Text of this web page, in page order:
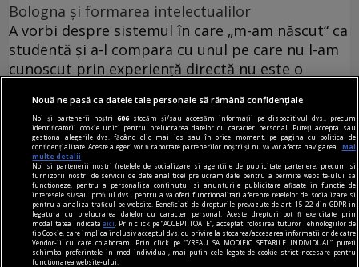
Bologna şi formarea intelectualilor
A vorbi despre sistemul în care „m-am născut“ ca
studentă şi a-l compara cu unul pe care nu l-am
cunoscut prin experienţă directă nu este o
o durată de studii redusă la trei ani nu poate
însemna un progres pentru formarea
intelectualilor.
Nouă ne pasă ca datele tale personale să rămână confidențiale
Noi și partenerii noștri606 stocăm și/sau accesăm informații pe dispozitivul dvs., precum
identificatorii cookie unici pentru prelucrarea datelor cu caracter personal. Puteți accepta sau
gestiona alegerile dvs. făcând clic mai jos sau în orice moment, pe pagina cu politica de
confidențialitate. Aceste alegeri vor fi raportate partenerilor noștri și nu vă vor afecta navigarea.
Mai
multe detalii
Noi si partenerii nostri (retelele de socializare si agentiile de publicitate partenere, precum si
furnizorii nostri de servicii de date analitice) prelucram date pentru a permite website-ului sa
functioneze, pentru a personaliza continutul si anunturile publicitare afisate in functie de
interesele si/sau profilul dvs., pentru a va oferi functionalitati aferente retelelor de socializare si
pentru a analiza traficul pe website. Beneficiati de drepturile prevazute de art. 15-22 din GDPR in
legatura cu prelucrarea datelor cu caracter personal. Aceste drepturi pot fi exercitate prin
modalitatea indicataaici
. Prin click pe “ACCEPT TOATE”, acceptati folosirea tuturor Tehnologiilor de
tip Cookie, care implica inclusiv acceptul dvs. cu privire la stocarea/accesarea informatiilor de catre
Vendor-ii cu care colaboram. Prin click pe “VREAU SA MODIFIC SETARILE INDIVIDUAL” puteti
schimba preferintele in mod individual, mai putin cele legate de cookie strict necesare pentru
functionarea website-ului.